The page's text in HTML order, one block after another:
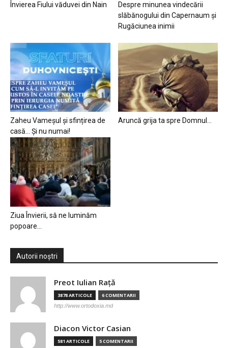
Învierea Fiului văduvei din Nain
Despre minunea vindecării
slăbănogului din Capernaum și
Rugăciunea inimii
Zaheu Vameșul și sfințirea de
casă… Și nu numai!
Aruncă grija ta spre Domnul…
Ziua Învierii, să ne luminăm
popoare…
Autorii noștri
Preot Iulian Raţă
3878 ARTICOLE 6 COMENTARII
http://www.ortodoxia.md
Diacon Victor Casian
581 ARTICOLE 5 COMENTARII